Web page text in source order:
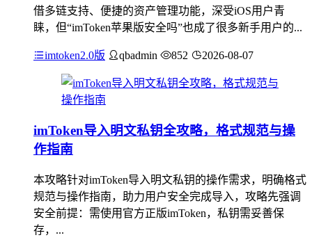
借多链支持、便捷的资产管理功能，深受iOS用户青
睐，但“imToken苹果版安全吗”也成了很多新手用户的...
imtoken2.0版 qbadmin 852 2026-08-07
imToken导入明文私钥全攻略，格式规范与操
作指南
本攻略针对imToken导入明文私钥的操作需求，明确格式
规范与操作指南，助力用户安全完成导入，攻略先强调
安全前提：需使用官方正版imToken，私钥需妥善保
存，...